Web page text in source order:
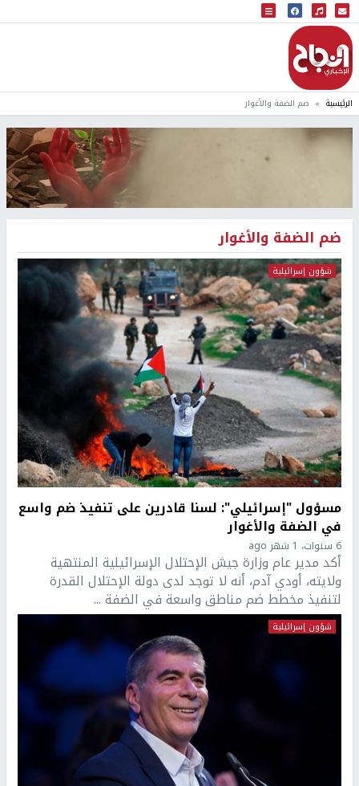
البث المباشر
إذاعة النجاح
الرئيسية ضم الضفة والأغوار
ضم الضفة والأغوار
شؤون إسرائيلية
مسؤول "إسرائيلي": لسنا قادرين على تنفيذ ضم واسع
في الضفة والأغوار
6 سنوات، 1 شهر ago
أكد مدير عام وزارة جيش الإحتلال الإسرائيلية المنتهية
ولايته، أودي آدم، أنه لا توجد لدى دولة الإحتلال القدرة
لتنفيذ مخطط ضم مناطق واسعة في الضفة ...
شؤون إسرائيلية